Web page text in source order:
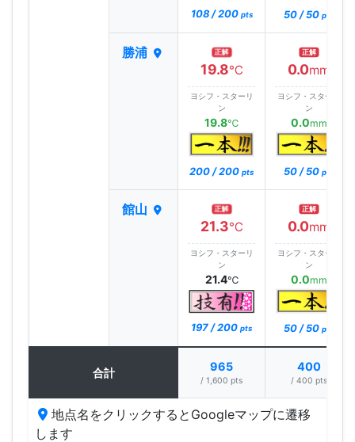
108 / 200 pts 50 / 50 pts
勝浦 正解
19.8℃
ヨシフ・スターリ
ン
19.8℃
200 / 200 pts
正解
0.0mm
ヨシフ・スターリ
ン
0.0mm
50 / 50 pts
館山 正解
21.3℃
ヨシフ・スターリ
ン
21.4℃
197 / 200 pts
正解
0.0mm
ヨシフ・スターリ
ン
0.0mm
50 / 50 pts
合計 965
/ 1,600 pts
400
/ 400 pts
地点名をクリックするとGoogleマップに遷移
します